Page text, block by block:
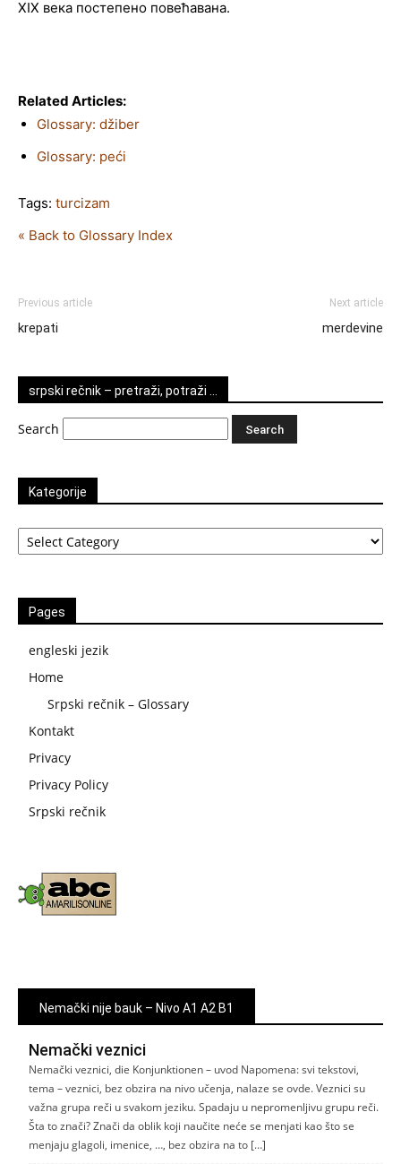
XIX века постепено повећавана.
Related Articles:
Glossary: džiber
Glossary: peći
Tags: turcizam
« Back to Glossary Index
Previous article
krepati
Next article
merdevine
srpski rečnik – pretraži, potraži …
Search
Kategorije
Kategorije
Pages
engleski jezik
Home
Srpski rečnik – Glossary
Kontakt
Privacy
Privacy Policy
Srpski rečnik
Nemački nije bauk – Nivo A1 A2 B1
Nemački veznici
Nemački veznici, die Konjunktionen – uvod Napomena: svi tekstovi,
tema – veznici, bez obzira na nivo učenja, nalaze se ovde. Veznici su
važna grupa reči u svakom jeziku. Spadaju u nepromenljivu grupu reči.
Šta to znači? Znači da oblik koji naučite neće se menjati kao što se
menjaju glagoli, imenice, …, bez obzira na to […]